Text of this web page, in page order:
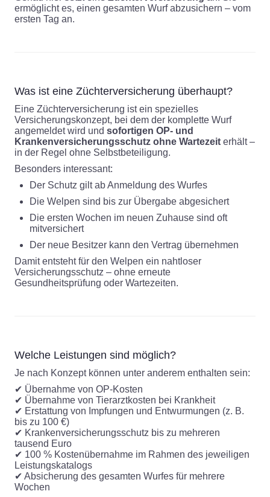
ermöglicht es, einen gesamten Wurf abzusichern – vom
ersten Tag an.
Was ist eine Züchterversicherung überhaupt?
Eine Züchterversicherung ist ein spezielles
Versicherungskonzept, bei dem der komplette Wurf
angemeldet wird und sofortigen OP- und
Krankenversicherungsschutz ohne Wartezeit erhält –
in der Regel ohne Selbstbeteiligung.
Besonders interessant:
Der Schutz gilt ab Anmeldung des Wurfes
Die Welpen sind bis zur Übergabe abgesichert
Die ersten Wochen im neuen Zuhause sind oft
mitversichert
Der neue Besitzer kann den Vertrag übernehmen
Damit entsteht für den Welpen ein nahtloser
Versicherungsschutz – ohne erneute
Gesundheitsprüfung oder Wartezeiten.
Welche Leistungen sind möglich?
Je nach Konzept können unter anderem enthalten sein:
✔ Übernahme von OP-Kosten
✔ Übernahme von Tierarztkosten bei Krankheit
✔ Erstattung von Impfungen und Entwurmungen (z. B.
bis zu 100 €)
✔ Krankenversicherungsschutz bis zu mehreren
tausend Euro
✔ 100 % Kostenübernahme im Rahmen des jeweiligen
Leistungskatalogs
✔ Absicherung des gesamten Wurfes für mehrere
Wochen